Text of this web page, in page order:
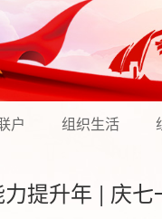
户 组织生活
力提升年 | 庆